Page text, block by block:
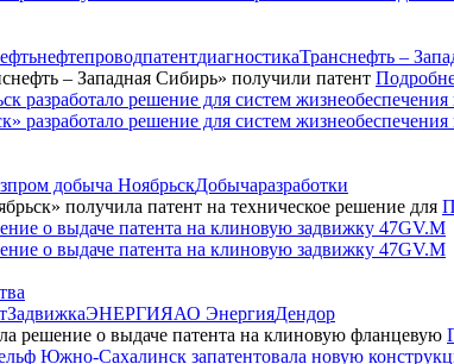
нефтепроводпатентдиагностикаТранснефть –
– Западная Сибирь» получили патент
разработало решение для систем
добыча НоябрьскДобычаразработки
получила патент на техническое решение для
о выдаче патента на клиновую задвижку 47GV.M
ЗадвижкаЭНЕРГИЯАО ЭнергияДендор
о выдаче патента на клиновую фланцевую